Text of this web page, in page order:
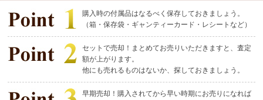
購入時の付属品はなるべく保存しておきましょう。
（箱・保存袋・ギャンティーカード・レシートなど）
セットで売却！まとめてお売りいただきますと、査定
額が上がります。
他にも売れるものはないか、探しておきましょう。
早期売却！購入されてから早い時期にお売りになれば